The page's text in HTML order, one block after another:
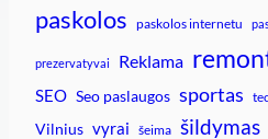
paskolos paskolos internetu
prezervatyvai Reklama
SEO Seo paslaugos sportas
Vilnius vyrai šeima šildymas